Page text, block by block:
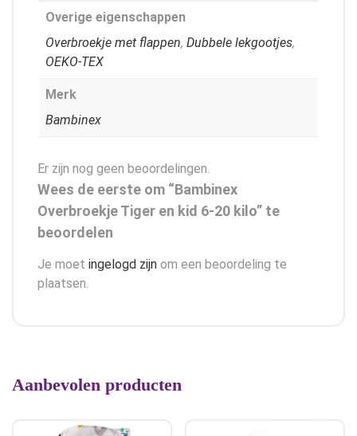
Overige eigenschappen
Overbroekje met flappen, Dubbele lekgootjes,
OEKO-TEX
Merk
Bambinex
Er zijn nog geen beoordelingen.
Wees de eerste om “Bambinex
Overbroekje Tiger en kid 6-20 kilo” te
beoordelen
Je moet ingelogd zijn om een beoordeling te
plaatsen.
Aanbevolen producten